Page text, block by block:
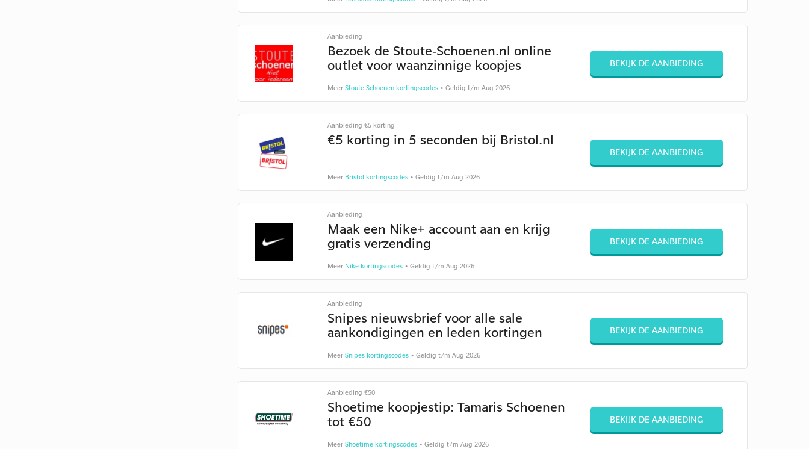
Aanbieding
Bezoek de Stoute-Schoenen.nl online
outlet voor waanzinnige koopjes
Meer Stoute Schoenen kortingscodes• Geldig t/m Aug 2026
BEKIJK DE AANBIEDING
Aanbieding €5 korting
€5 korting in 5 seconden bij Bristol.nl
Meer Bristol kortingscodes• Geldig t/m Aug 2026
BEKIJK DE AANBIEDING
Aanbieding
Maak een Nike+ account aan en krijg
gratis verzending
Meer Nike kortingscodes• Geldig t/m Aug 2026
BEKIJK DE AANBIEDING
Aanbieding
Snipes nieuwsbrief voor alle sale
aankondigingen en leden kortingen
Meer Snipes kortingscodes• Geldig t/m Aug 2026
BEKIJK DE AANBIEDING
Aanbieding €50
Shoetime koopjestip: Tamaris Schoenen
tot €50
Meer Shoetime kortingscodes• Geldig t/m Aug 2026
BEKIJK DE AANBIEDING